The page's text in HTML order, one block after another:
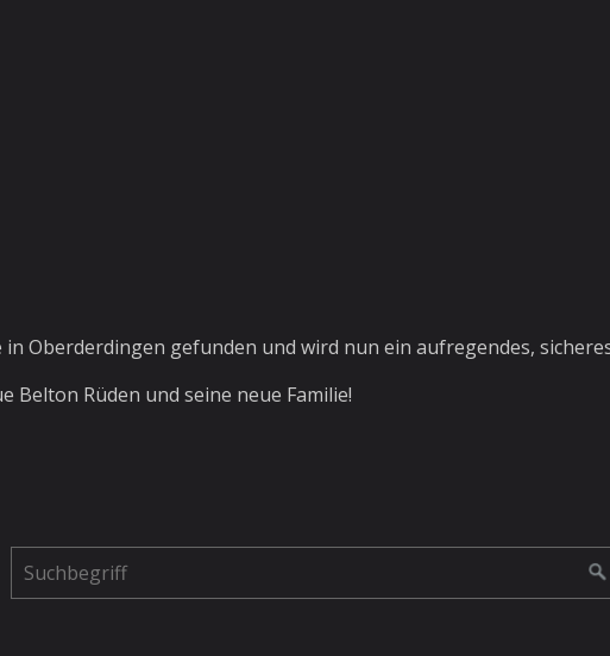
in Oberderdingen gefunden und wird nun ein aufregendes,
Rüden und seine neue Familie!